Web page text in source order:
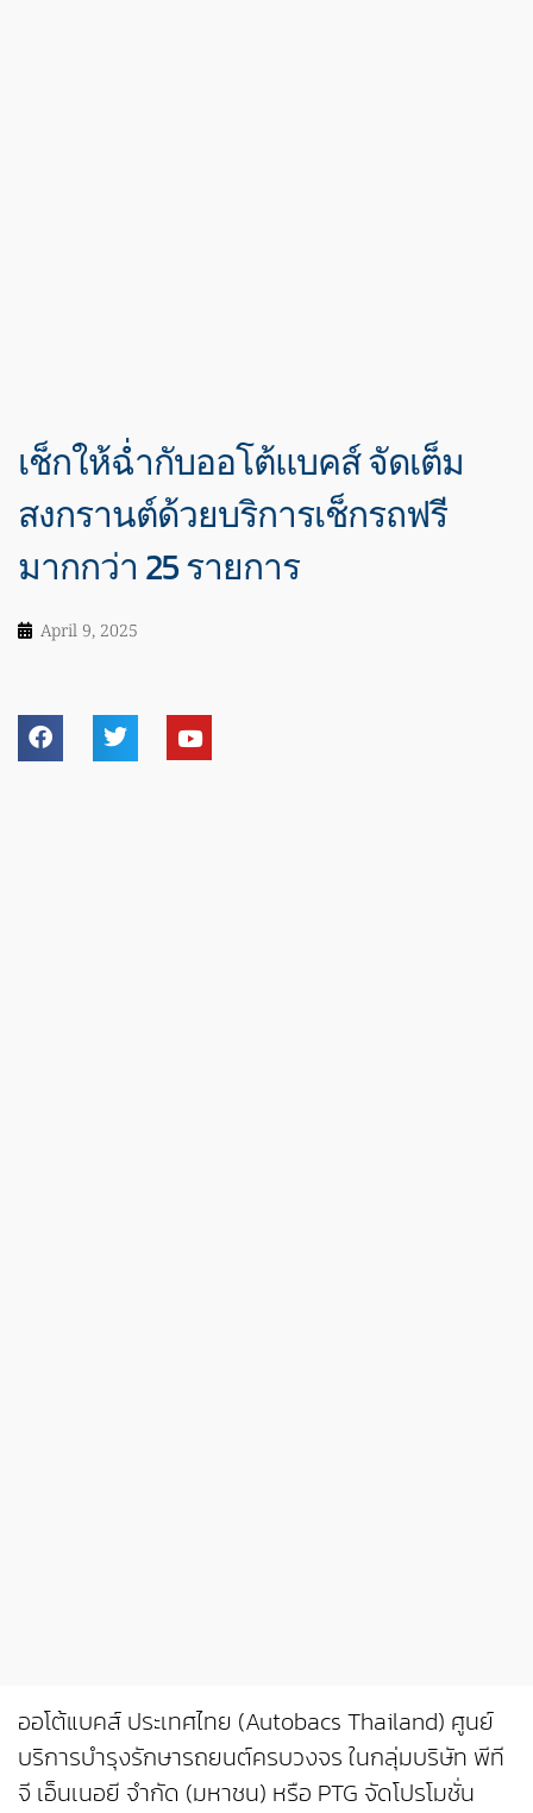
เช็กให้ฉ่ำกับออโต้แบคส์ จัดเต็ม
สงกรานต์ด้วยบริการเช็กรถฟรี
มากกว่า 25 รายการ
April 9, 2025
ออโต้แบคส์ ประเทศไทย (Autobacs Thailand) ศูนย์
บริการบำรุงรักษารถยนต์ครบวงจร ในกลุ่มบริษัท พีที
จี เอ็นเนอยี จำกัด (มหาชน) หรือ PTG จัดโปรโมชั่น